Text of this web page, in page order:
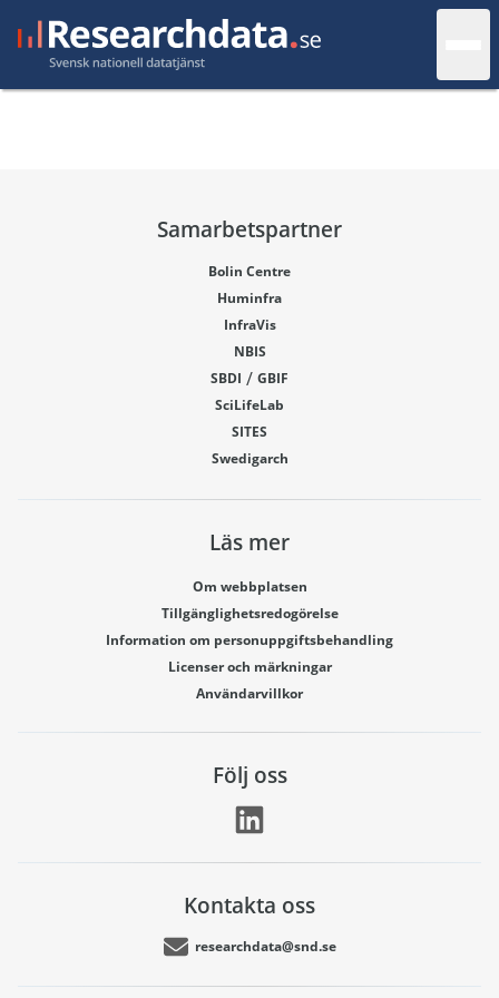
Samarbetspartner
Bolin Centre
Huminfra
InfraVis
NBIS
SBDI / GBIF
SciLifeLab
SITES
Swedigarch
Läs mer
Om webbplatsen
Tillgänglighetsredogörelse
Information om personuppgiftsbehandling
Licenser och märkningar
Användarvillkor
Följ oss
Kontakta oss
researchdata@snd.se